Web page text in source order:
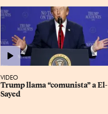
VIDEO
Trump llama “comunista” a El-
Sayed